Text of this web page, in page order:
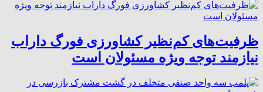
ظرفیت‌های کم‌نظیر کشاورزی فورگ داراب
نیازمند توجه ویژه مسئولان است